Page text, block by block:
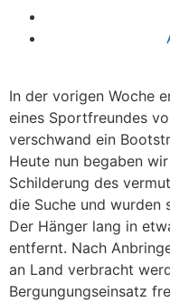
In der vorigen Woche
eines Sportfreundes
verschwand ein
Heute nun begaben
Schilderung des
die Suche und wurden
Der Hänger lang in
entfernt. Nach
an Land verbracht
Bergungungseinsatz